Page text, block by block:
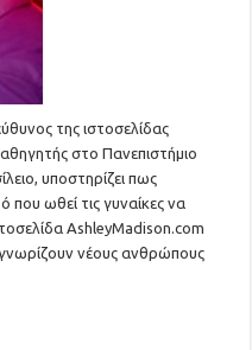
της ιστοσελίδας
στο Πανεπιστήμιο
υποστηρίζει πως
που ωθεί τις γυναίκες να
AshleyMadison.com
γνωρίζουν νέους ανθρώπους